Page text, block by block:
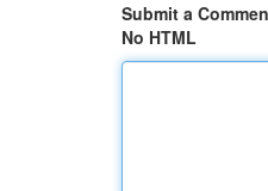
Submit a
No HTML